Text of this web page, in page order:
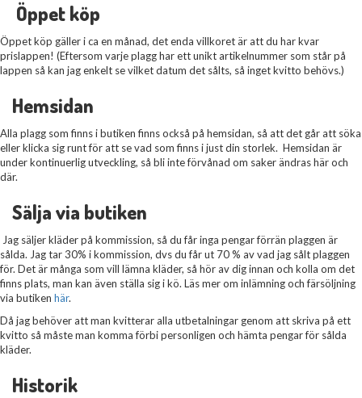
Öppet köp
Öppet köp gäller i ca en månad, det enda villkoret är att du har kvar
prislappen! (Eftersom varje plagg har ett unikt artikelnummer som står på
lappen så kan jag enkelt se vilket datum det sålts, så inget kvitto behövs.)
Hemsidan
Alla plagg som finns i butiken finns också på hemsidan, så att det går att söka
eller klicka sig runt för att se vad som finns i just din storlek. Hemsidan är
under kontinuerlig utveckling, så bli inte förvånad om saker ändras här och
där.
Sälja via butiken
Jag säljer kläder på kommission, så du får inga pengar förrän plaggen är
sålda. Jag tar 30% i kommission, dvs du får ut 70 % av vad jag sålt plaggen
för. Det är många som vill lämna kläder, så hör av dig innan och kolla om det
finns plats, man kan även ställa sig i kö. Läs mer om inlämning och färsöljning
via butiken här.
Då jag behöver att man kvitterar alla utbetalningar genom att skriva på ett
kvitto så måste man komma förbi personligen och hämta pengar för sålda
kläder.
Historik